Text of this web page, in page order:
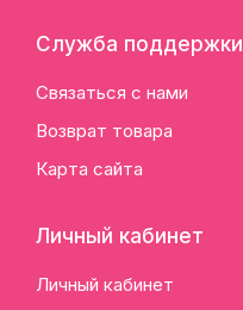
Служба поддержки
Связаться с нами
Возврат товара
Карта сайта
Личный кабинет
Личный кабинет